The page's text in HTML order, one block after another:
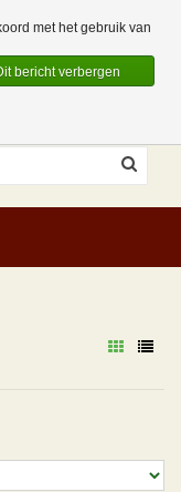
0 Artikelen
met het gebruik van
bericht verbergen